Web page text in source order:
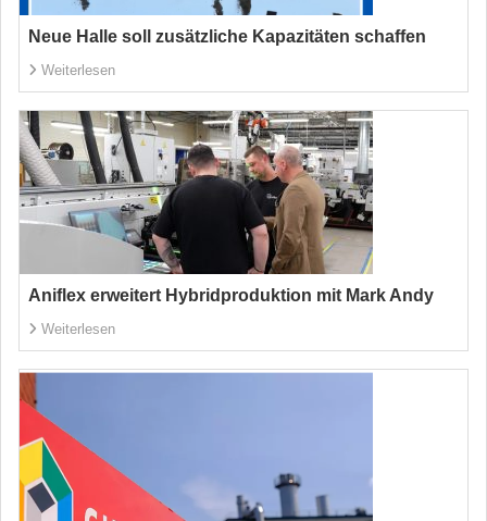
Neue Halle soll zusätzliche Kapazitäten schaffen
Weiterlesen
Aniflex erweitert Hybridproduktion mit Mark Andy
Weiterlesen